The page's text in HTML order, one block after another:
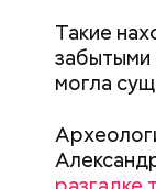
Такие
забытыми
могла
22